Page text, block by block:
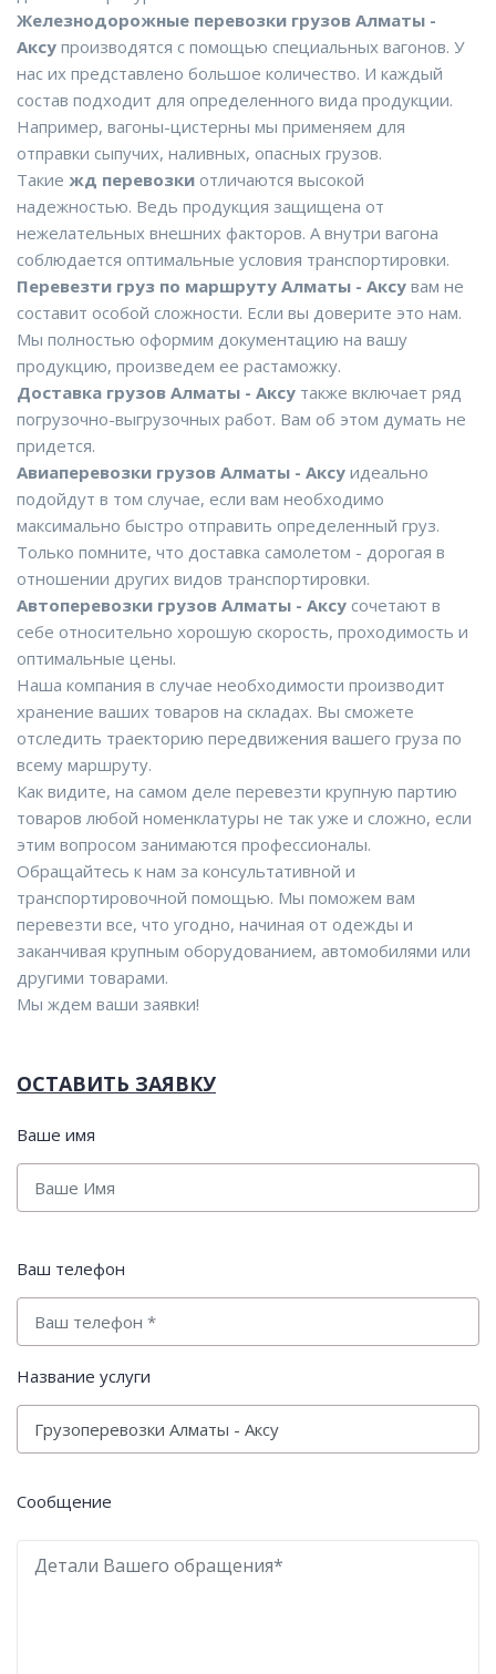
Железнодорожные перевозки грузов Алматы -
Аксу производятся с помощью специальных вагонов. У
нас их представлено большое количество. И каждый
состав подходит для определенного вида продукции.
Например, вагоны-цистерны мы применяем для
отправки сыпучих, наливных, опасных грузов.
Такие жд перевозки отличаются высокой
надежностью. Ведь продукция защищена от
нежелательных внешних факторов. А внутри вагона
соблюдается оптимальные условия транспортировки.
Перевезти груз по маршруту Алматы - Аксу вам не
составит особой сложности. Если вы доверите это нам.
Мы полностью оформим документацию на вашу
продукцию, произведем ее растаможку.
Доставка грузов Алматы - Аксу также включает ряд
погрузочно-выгрузочных работ. Вам об этом думать не
придется.
Авиаперевозки грузов Алматы - Аксу идеально
подойдут в том случае, если вам необходимо
максимально быстро отправить определенный груз.
Только помните, что доставка самолетом - дорогая в
отношении других видов транспортировки.
Автоперевозки грузов Алматы - Аксу сочетают в
себе относительно хорошую скорость, проходимость и
оптимальные цены.
Наша компания в случае необходимости производит
хранение ваших товаров на складах. Вы сможете
отследить траекторию передвижения вашего груза по
всему маршруту.
Как видите, на самом деле перевезти крупную партию
товаров любой номенклатуры не так уже и сложно, если
этим вопросом занимаются профессионалы.
Обращайтесь к нам за консультативной и
транспортировочной помощью. Мы поможем вам
перевезти все, что угодно, начиная от одежды и
заканчивая крупным оборудованием, автомобилями или
другими товарами.
Мы ждем ваши заявки!
ОСТАВИТЬ ЗАЯВКУ
Ваше имя
Ваш телефон
Название услуги
Сообщение